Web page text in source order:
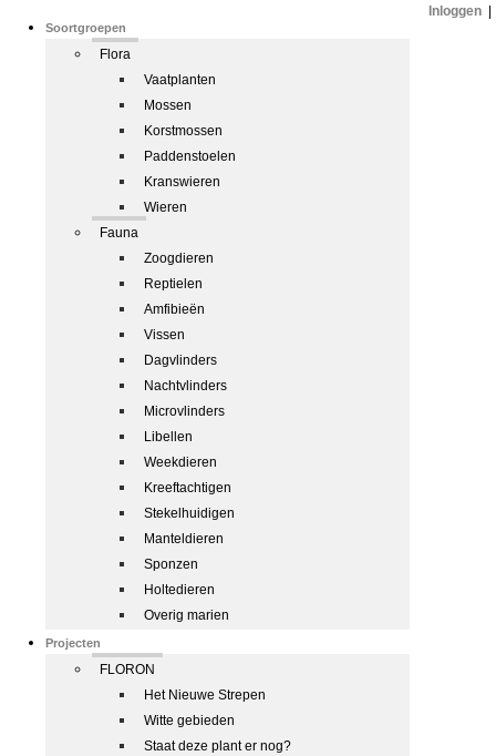
Soortgroepen
Flora
Vaatplanten
Mossen
Korstmossen
Paddenstoelen
Kranswieren
Wieren
Fauna
Zoogdieren
Reptielen
Amfibieën
Vissen
Dagvlinders
Nachtvlinders
Microvlinders
Libellen
Weekdieren
Kreeftachtigen
Stekelhuidigen
Manteldieren
Sponzen
Holtedieren
Overig marien
Projecten
FLORON
Het Nieuwe Strepen
Witte gebieden
Staat deze plant er nog?
Inloggen